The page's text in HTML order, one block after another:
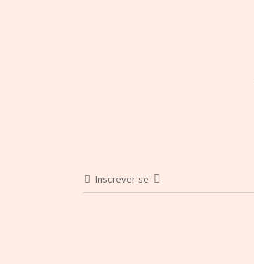
Inscrever-se